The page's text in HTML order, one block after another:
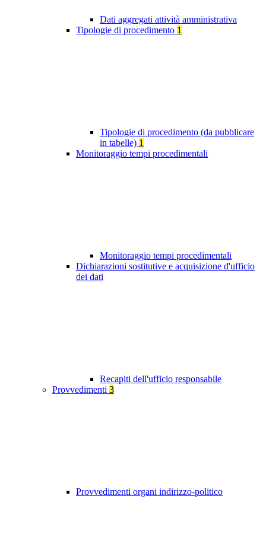
Dati aggregati attività amministrativa
Tipologie di procedimento 1
Tipologie di procedimento (da pubblicare
in tabelle) 1
Monitoraggio tempi procedimentali
Monitoraggio tempi procedimentali
Dichiarazioni sostitutive e acquisizione d'ufficio
dei dati
Recapiti dell'ufficio responsabile
Provvedimenti 3
Provvedimenti organi indirizzo-politico